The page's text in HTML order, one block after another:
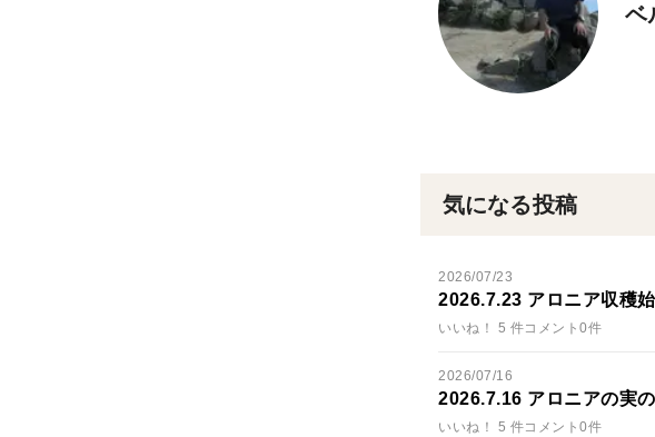
ベ
気になる投稿
2026/07/23
2026.7.23 アロニア収穫
いいね！ 5 件コメント0件
2026/07/16
2026.7.16 アロニアの実
いいね！ 5 件コメント0件